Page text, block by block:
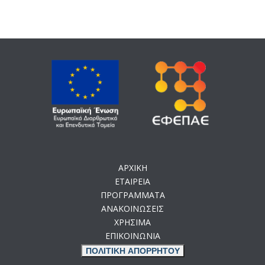
ΑΡΧΙΚΗ
ΕΤΑΙΡΕΙΑ
ΠΡΟΓΡΑΜΜΑΤΑ
ΑΝΑΚΟΙΝΩΣΕΙΣ
ΧΡΗΣΙΜΑ
ΕΠΙΚΟΙΝΩΝΙΑ
ΠΟΛΙΤΙΚΗ ΑΠΟΡΡΗΤΟΥ